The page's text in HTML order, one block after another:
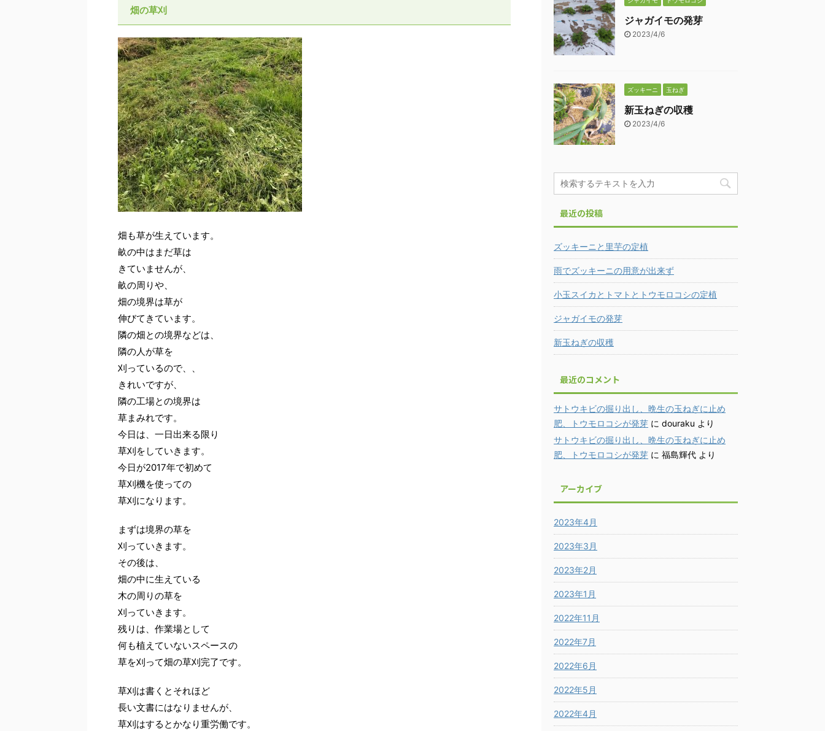
畑の草刈
畑も草が生えています。
畝の中はまだ草は
きていませんが、
畝の周りや、
畑の境界は草が
伸びてきています。
隣の畑との境界などは、
隣の人が草を
刈っているので、、
きれいですが、
隣の工場との境界は
草まみれです。
今日は、一日出来る限り
草刈をしていきます。
今日が2017年で初めて
草刈機を使っての
草刈になります。
まずは境界の草を
刈っていきます。
その後は、
畑の中に生えている
木の周りの草を
刈っていきます。
残りは、作業場として
何も植えていないスペースの
草を刈って畑の草刈完了です。
草刈は書くとそれほど
長い文書にはなりませんが、
草刈はするとかなり重労働です。
ジャガイモの発芽
2023/4/6
ズッキーニ 玉ねぎ
新玉ねぎの収穫
2023/4/6
最近の投稿
ズッキーニと里芋の定植
雨でズッキーニの用意が出来ず
小玉スイカとトマトとトウモロコシの定植
ジャガイモの発芽
新玉ねぎの収穫
最近のコメント
サトウキビの掘り出し、晩生の玉ねぎに止め
肥、トウモロコシが発芽 に douraku より
サトウキビの掘り出し、晩生の玉ねぎに止め
肥、トウモロコシが発芽 に 福島輝代 より
アーカイブ
2023年4月
2023年3月
2023年2月
2023年1月
2022年11月
2022年7月
2022年6月
2022年5月
2022年4月